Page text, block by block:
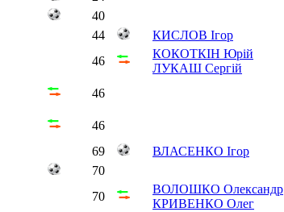
40
44
КИСЛОВ Ігор
46
КОКОТКІН Юрій
ЛУКАШ Сергій
46
46
69
ВЛАСЕНКО Ігор
70
70
ВОЛОШКО Олександр
КРИВЕНКО Олег